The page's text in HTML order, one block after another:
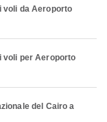
voli da Aeroporto
voli per Aeroporto
del Cairo a